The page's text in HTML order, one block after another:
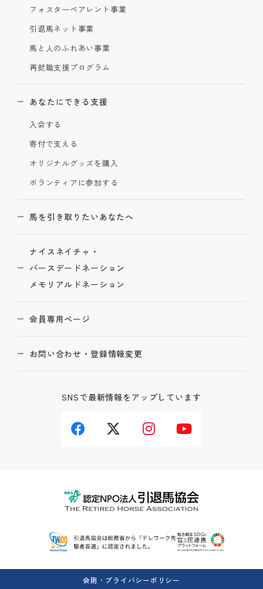
フォスターペアレント事業
引退馬ネット事業
馬と人のふれあい事業
再就職支援プログラム
あなたにできる支援
入会する
寄付で支える
オリジナルグッズを購入
ボランティアに参加する
馬を引き取りたいあなたへ
ナイスネイチャ・
バースデードネーション
メモリアルドネーション
会員専用ページ
お問い合わせ・登録情報変更
SNSで最新情報をアップしています
会則・プライバシーポリシー